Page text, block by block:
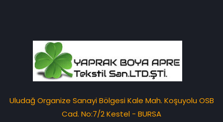
Uludağ Organize Sanayi Bölgesi Kale Mah. Koşuyolu OSB
Cad. No:7/2 Kestel - BURSA